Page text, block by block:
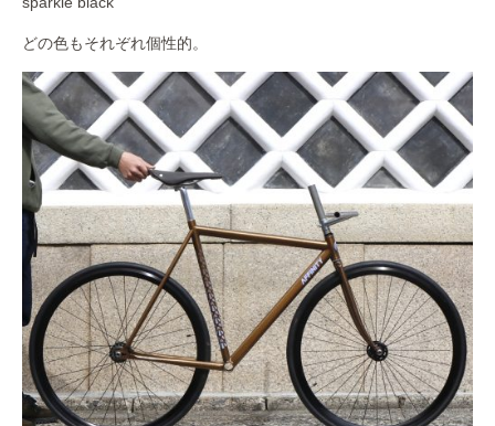
どの色もそれぞれ個性的。